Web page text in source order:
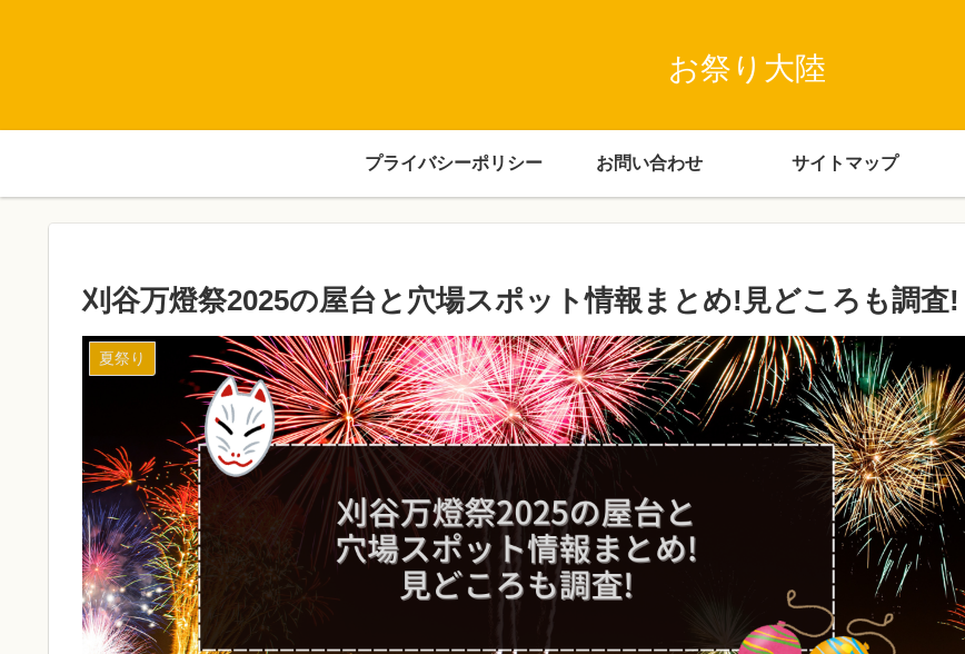
お祭り大陸
プライバシーポリシー お問い合わせ サイトマップ
刈谷万燈祭2025の屋台と穴場スポット情報まとめ!見どころも調査!
夏祭り